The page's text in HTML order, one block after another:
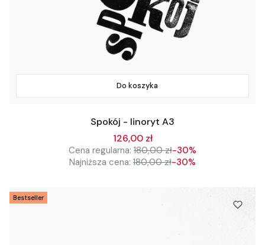
Do koszyka
Spokój - linoryt A3
126,00 zł
Cena regularna: 180,00 zł-30%
Najniższa cena: 180,00 zł-30%
Bestseller